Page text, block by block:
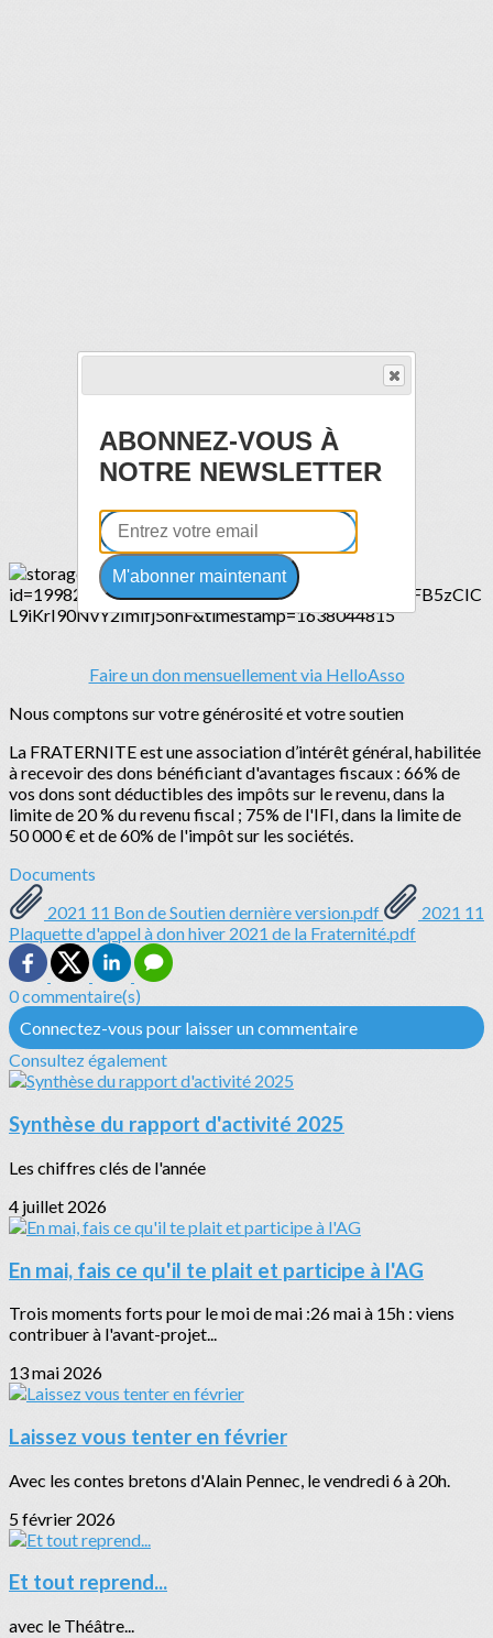
Faire un don ponctuel
Faire un don mensuellement via HelloAsso
Nous comptons sur votre générosité et votre soutien
La FRATERNITE est une association d’intérêt général, habilitée
à recevoir des dons bénéficiant d'avantages fiscaux : 66% de
vos dons sont déductibles des impôts sur le revenu, dans la
limite de 20 % du revenu fiscal ; 75% de l'IFI, dans la limite de
50 000 € et de 60% de l'impôt sur les sociétés.
Documents
2021 11 Bon de Soutien dernière version.pdf
2021 11
Plaquette d'appel à don hiver 2021 de la Fraternité.pdf
0 commentaire(s)
Connectez-vous pour laisser un commentaire
Consultez également
Synthèse du rapport d'activité 2025
Les chiffres clés de l'année
4 juillet 2026
En mai, fais ce qu'il te plait et participe à l'AG
Trois moments forts pour le moi de mai :26 mai à 15h : viens
contribuer à l'avant-projet...
13 mai 2026
Laissez vous tenter en février
Avec les contes bretons d'Alain Pennec, le vendredi 6 à 20h.
5 février 2026
Et tout reprend...
avec le Théâtre...
ABONNEZ-VOUS À
NOTRE NEWSLETTER
M'abonner maintenant